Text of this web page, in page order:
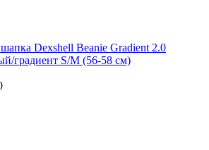
Dexshell Beanie Gradient 2.0
градиент S/M (56-58 см)